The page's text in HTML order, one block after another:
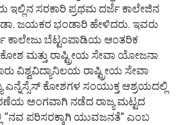
ಇಲ್ಲಿನ ಸರಕಾರಿ ಪ್ರಥಮ ದರ್ಜೆ ಕಾಲೇಜಿನ
ಡಾ. ಜಯಕರ ಭಂಡಾರಿ ಹೇಳಿದರು. ಇವರು
ಕಾಲೇಜು ಬೆಟ್ಟಂಪಾಡಿಯ ಆಂತರಿಕ
ಮತ್ತು ರಾಷ್ಟ್ರೀಯ ಸೇವಾ ಯೋಜನಾ
ವಿಶ್ವವಿದ್ಯಾನಿಲಯ ರಾಷ್ಟ್ರೀಯ ಸೇವಾ
ಎನ್ನೆಸ್ಸೆಸ್‌ ಕೋಶಗಳ ಸಂಯುಕ್ತ ಆಶ್ರಯದಲ್ಲಿ
ಅಂಗವಾಗಿ ನಡೆದ ರಾಜ್ಯ ಮಟ್ಟದ
“ನವ ಪರಿಸರಕ್ಕಾಗಿ ಯುವಜನತೆ” ಎಂಬ